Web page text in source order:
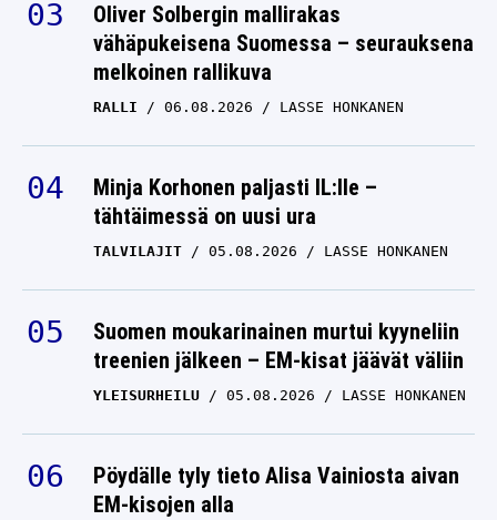
Oliver Solbergin mallirakas
vähäpukeisena Suomessa – seurauksena
melkoinen rallikuva
RALLI 06.08.2026 LASSE HONKANEN
Minja Korhonen paljasti IL:lle –
tähtäimessä on uusi ura
TALVILAJIT 05.08.2026 LASSE HONKANEN
Suomen moukarinainen murtui kyyneliin
treenien jälkeen – EM-kisat jäävät väliin
YLEISURHEILU 05.08.2026 LASSE HONKANEN
Pöydälle tyly tieto Alisa Vainiosta aivan
EM-kisojen alla